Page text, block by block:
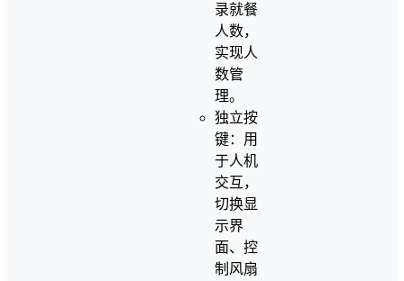
录就餐
人数，
实现人
数管
理。
独立按
键：用
于人机
交互，
切换显
示界
面、控
制风扇